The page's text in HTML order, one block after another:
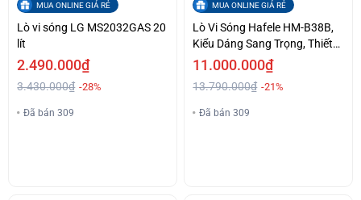
MUA ONLINE GIÁ RẺ
Lò vi sóng LG MS2032GAS 20
lít
2.490.000₫
3.430.000₫ -28%
Đã bán 309
MUA ONLINE GIÁ RẺ
Lò Vi Sóng Hafele HM-B38B,
Kiểu Dáng Sang Trọng, Thiết
Kế Tiện Lợi.
11.000.000₫
13.790.000₫ -21%
Đã bán 309